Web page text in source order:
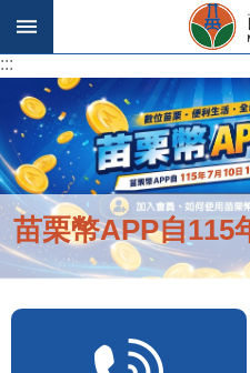
跳到主要內容區塊
:::
苗栗幣APP自115